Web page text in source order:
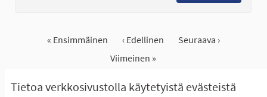
Tietoa verkkosivustolla käytetyistä evästeistä
« Ensimmäinen ‹ Edellinen
Seuraava ›
Viimeinen »
Näytä kaikki peruutetut ideat